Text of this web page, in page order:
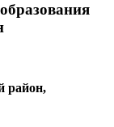
район,